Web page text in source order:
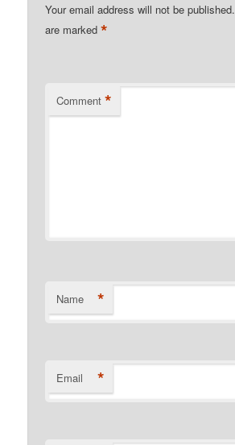
Your email address will not be published.
are marked*
Comment *
Name *
Email *